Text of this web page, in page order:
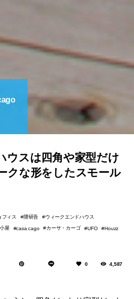
ウスは四角や家型だけ
クな形をしたスモール
フィス 隈研吾
ウィークエンドハウス
小屋 casa cago カーサ・カーゴ UFO Houzz
0 4,587